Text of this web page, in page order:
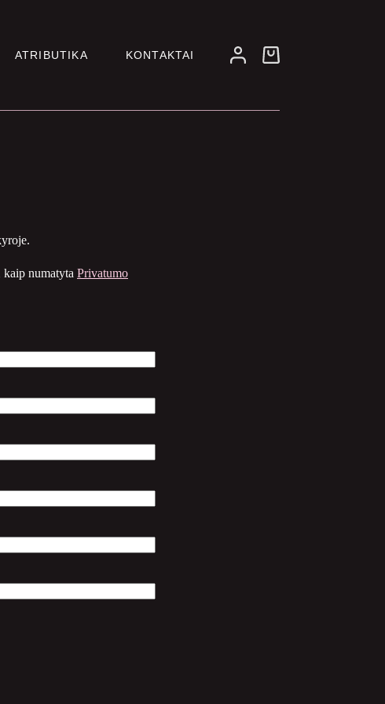
ATRIBUTIKA KONTAKTAI
Pirkinių
numatyta Privatumo